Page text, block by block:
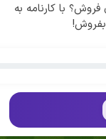
فروش؟ با کارنامه به